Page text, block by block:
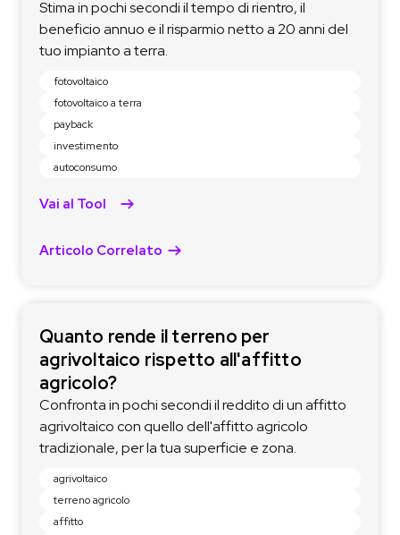
Stima in pochi secondi il tempo di rientro, il
beneficio annuo e il risparmio netto a 20 anni del
tuo impianto a terra.
fotovoltaico
fotovoltaico a terra
payback
investimento
autoconsumo
Vai al Tool
Articolo Correlato
Quanto rende il terreno per
agrivoltaico rispetto all'affitto
agricolo?
Confronta in pochi secondi il reddito di un affitto
agrivoltaico con quello dell'affitto agricolo
tradizionale, per la tua superficie e zona.
agrivoltaico
terreno agricolo
affitto